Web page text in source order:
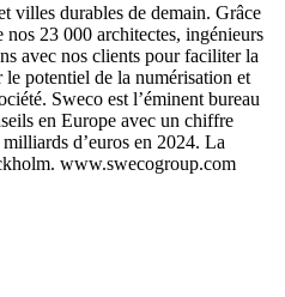
villes durables de demain. Grâce
nos 23 000 architectes, ingénieurs
avec nos clients pour faciliter la
potentiel de la numérisation et
Sweco est l’éminent bureau
en Europe avec un chiffre
d’euros en 2024. La
www.swecogroup.com